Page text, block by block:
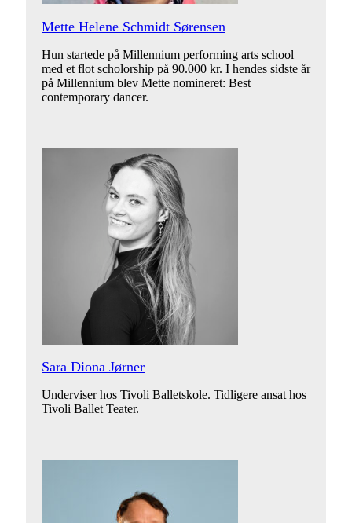
Mette Helene Schmidt Sørensen
Hun startede på Millennium performing arts school
med et flot scholorship på 90.000 kr. I hendes sidste år
på Millennium blev Mette nomineret: Best
contemporary dancer.
Sara Diona Jørner
Underviser hos Tivoli Balletskole. Tidligere ansat hos
Tivoli Ballet Teater.